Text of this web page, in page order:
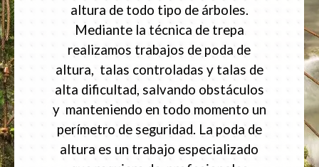
altura de todo tipo de árboles.
Mediante la técnica de trepa
realizamos trabajos de poda de
altura, talas controladas y talas de
alta dificultad, salvando obstáculos
y manteniendo en todo momento un
perímetro de seguridad. La poda de
altura es un trabajo especializado